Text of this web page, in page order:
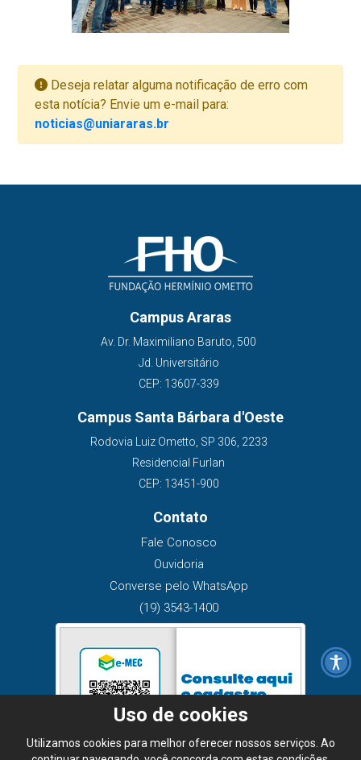
Deseja relatar alguma notificação de erro com
esta notícia? Envie um e-mail para:
noticias@uniararas.br
Campus Araras
Av. Dr. Maximiliano Baruto, 500
Jd. Universitário
CEP: 13607-339
Campus Santa Bárbara d'Oeste
Rodovia Luiz Ometto, SP 306, 2233
Residencial Furlan
CEP: 13451-900
Contato
Fale Conosco
Ouvidoria
Converse pelo WhatsApp
(19) 3543-1400
Uso de cookies
Utilizamos cookies para melhor oferecer nossos serviços. Ao